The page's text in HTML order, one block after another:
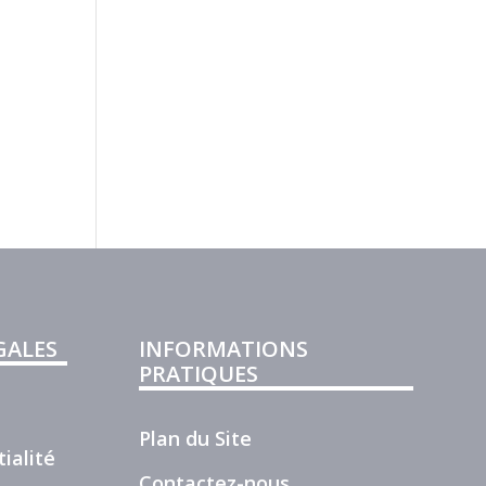
INFORMATIONS
PRATIQUES
Plan du Site